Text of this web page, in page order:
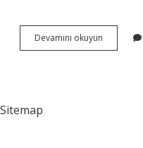
Devamını okuyun Bebeklerin
Yüzüne
Sitemap